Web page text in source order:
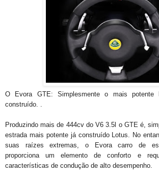
O Evora GTE: Simplesmente o mais potente
construído. .
Produzindo mais de 444cv do V6 3.5l o GTE é,
estrada mais potente já construído Lotus. No
suas raízes extremas, o Evora carro de
proporciona um elemento de conforto e
características de condução de alto desempenho.